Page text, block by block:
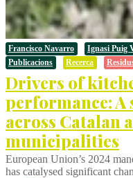
Francisco Navarro Ignasi Puig
Publicacions
Recerca
Drivers of
performance:
across Catalan
municipalities
European Union’s 2024
has catalysed significant